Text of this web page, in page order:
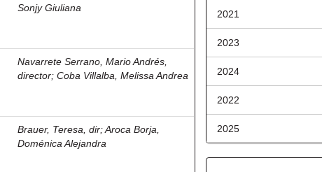
Sonjy Giuliana
Navarrete Serrano, Mario Andrés,
director;Coba Villalba, Melissa Andrea
Brauer, Teresa, dir;Aroca Borja,
Doménica Alejandra
2021
2023
2024
2022
2025